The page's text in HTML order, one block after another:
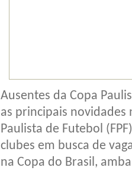
Ausentes da Copa
as principais novidades
Paulista de Futebol
clubes em busca de
na Copa do Brasil,